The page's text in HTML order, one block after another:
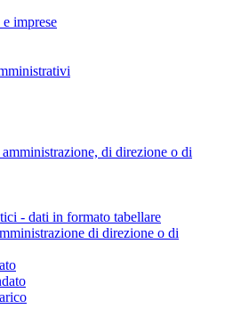
imprese
di direzione o di
- dati in formato tabellare
di direzione o di